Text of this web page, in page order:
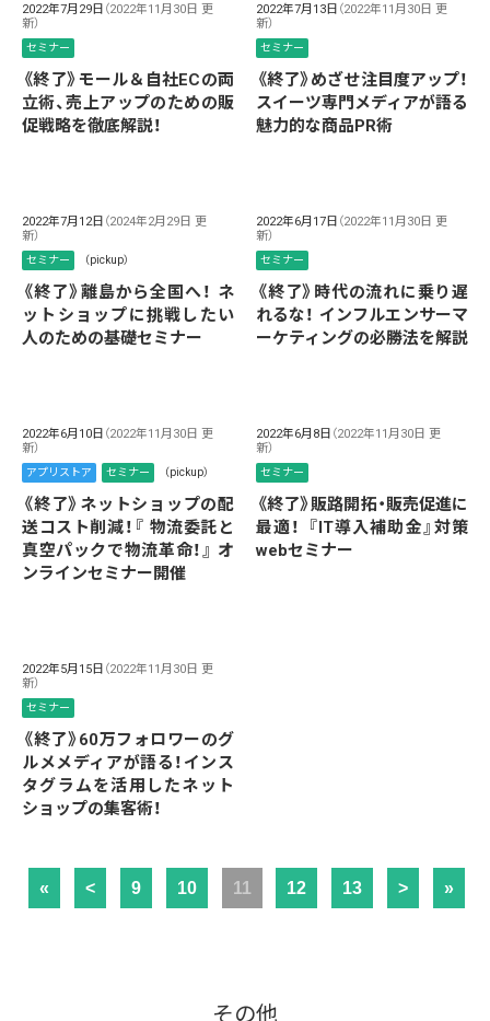
2022年7月29日 （2022年11月30日 更
新）
セミナー
《終了》モール＆自社ECの両
立術、売上アップのための販
促戦略を徹底解説！
2022年7月13日 （2022年11月30日 更
新）
セミナー
《終了》めざせ注目度アップ！
スイーツ専門メディアが語る
魅力的な商品PR術
2022年7月12日 （2024年2月29日 更
新）
セミナー （pickup）
《終了》離島から全国へ！ ネ
ットショップに挑戦したい
人のための基礎セミナー
2022年6月17日 （2022年11月30日 更
新）
セミナー
《終了》時代の流れに乗り遅
れるな！ インフルエンサーマ
ーケティングの必勝法を解説
2022年6月10日 （2022年11月30日 更
新）
アプリストア セミナー （pickup）
《終了》ネットショップの配
送コスト削減！『 物流委託と
真空パックで物流革命！』 オ
ンラインセミナー開催
2022年6月8日 （2022年11月30日 更
新）
セミナー
《終了》販路開拓・販売促進に
最適！ 『IT導入補助金』対策
webセミナー
2022年5月15日 （2022年11月30日 更
新）
セミナー
《終了》60万フォロワーのグ
ルメメディアが語る！インス
タグラムを活用したネット
ショップの集客術！
« < 9 10 11 12 13 > »
その他